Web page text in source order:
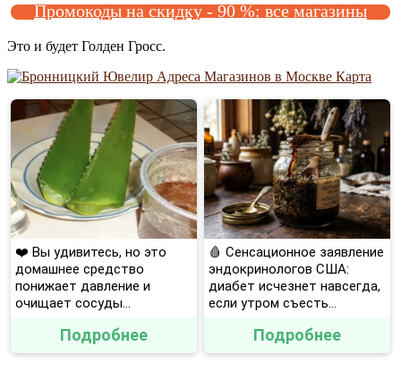
Промокоды на скидку - 90 %: все магазины
Это и будет Голден Гросс.
❤️ Вы удивитесь, но это
домашнее средство
понижает давление и
очищает сосуды...
Подробнее
🩸 Сенсационное заявление
эндокринологов США:
диабет исчезнет навсегда,
если утром съесть...
Подробнее